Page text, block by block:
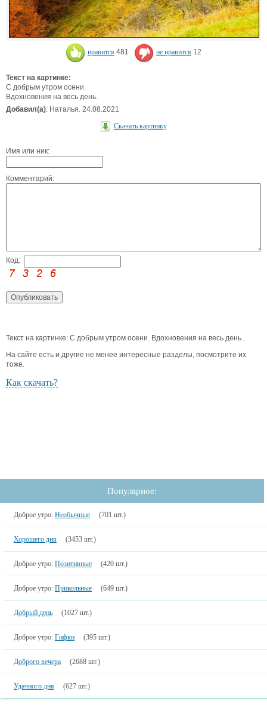
нравится 481 не нравится 12
Текст на картинке:
С добрым утром осени.
Вдохновения на весь день.
Добавил(а): Наталья. 24.08.2021
Скачать картинку
Имя или ник:
Комментарий:
Код:
Текст на картинке: С добрым утром осени. Вдохновения на весь день..
На сайте есть и другие не менее интересные разделы, посмотрите их
тоже.
Как скачать?
Популярное:
Доброе утро: Необычные (701 шт.)
Хорошего дня (3453 шт.)
Доброе утро: Позитивные (420 шт.)
Доброе утро: Прикольные (649 шт.)
Добрый день (1027 шт.)
Доброе утро: Гифки (395 шт.)
Доброго вечера (2688 шт.)
Удачного дня (627 шт.)